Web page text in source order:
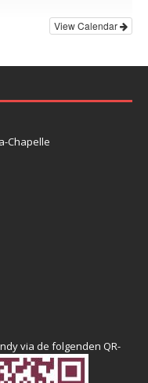
View Calendar
Chapelle
via de folgenden QR-